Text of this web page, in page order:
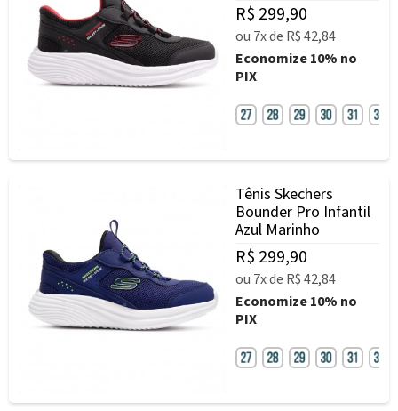
R$ 299,90
ou 7xde R$ 42,84
Economize10% no
PIX
Tênis Skechers
Bounder Pro Infantil
Azul Marinho
R$ 299,90
ou 7xde R$ 42,84
Economize10% no
PIX